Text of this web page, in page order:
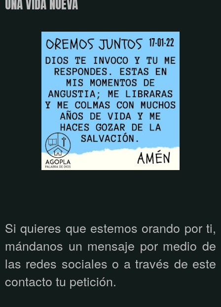
UNA VIDA NUEVA
Si quieres que estemos orando por ti,
mándanos un mensaje por medio de
las redes sociales o a través de este
contacto tu petición.